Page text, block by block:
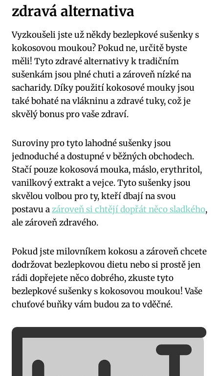
zdravá alternativa
Vyzkoušeli jste už někdy bezlepkové sušenky s
kokosovou moukou? Pokud ne, určitě byste
měli! Tyto zdravé alternativy k tradičním
sušenkám jsou plné chuti a zároveň nízké na
sacharidy. Díky použití kokosové mouky jsou
také bohaté na vlákninu a zdravé tuky, což je
skvělý bonus pro vaše zdraví.
Suroviny pro tyto lahodné sušenky jsou
jednoduché a dostupné v běžných obchodech.
Stačí pouze kokosová mouka, máslo, erythritol,
vanilkový extrakt a vejce. Tyto sušenky jsou
skvělou volbou pro ty, kteří dbají na svou
postavu azároveň si chtějí dopřát něco sladkého,
ale zároveň zdravého.
Pokud jste milovníkem kokosu a zároveň chcete
dodržovat bezlepkovou dietu nebo si prostě jen
rádi dopřejete něco dobrého, zkuste tyto
bezlepkové sušenky s kokosovou moukou! Vaše
chuťové buňky vám budou za to vděčné.